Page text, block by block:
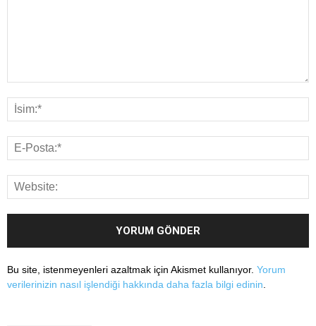
Bu site, istenmeyenleri azaltmak için Akismet kullanıyor. Yorum
verilerinizin nasıl işlendiği hakkında daha fazla bilgi edinin.